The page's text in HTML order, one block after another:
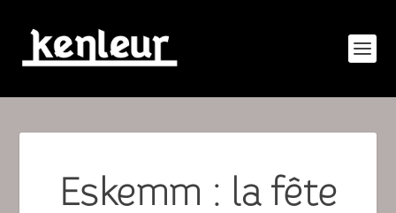
Eskemm : la fête